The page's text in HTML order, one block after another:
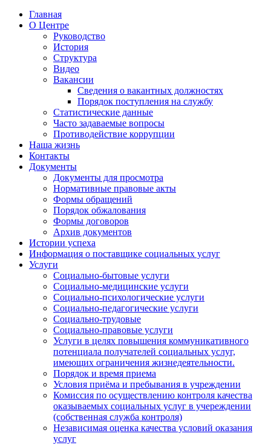
Главная
О Центре
Руководство
История
Структура
Видео
Вакансии
Сведения о вакантных должностях
Порядок поступления на службу
Статистические данные
Часто задаваемые вопросы
Противодействие коррупции
Наша жизнь
Контакты
Документы
Документы для просмотра
Нормативные правовые акты
Формы обращений
Порядок обжалования
Формы договоров
Архив документов
Истории успеха
Информация о поставщике социальных услуг
Услуги
Социально-бытовые услуги
Социально-медицинские услуги
Социально-психологические услуги
Социально-педагогические услуги
Социально-трудовые
Социально-правовые услуги
Услуги в целях повышения коммуникативного
потенциала получателей социальных услуг,
имеющих ограничения жизнедеятельности.
Порядок и время приема
Условия приёма и пребывания в учреждении
Комиссия по осуществлению контроля качества
оказываемых социальных услуг в учереждении
(собственная служба контроля)
Независимая оценка качества условий оказания
услуг